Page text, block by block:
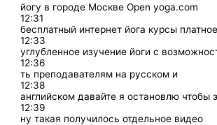
йогу в городе Москве Open yoga.com
12:31
бесплатный интернет йога курсы платное
12:33
углубленное изучение йоги с
12:36
ть преподавателям на русском и
12:38
английском давайте я остановлю чтобы
12:39
ну такая получилось отдельное видео